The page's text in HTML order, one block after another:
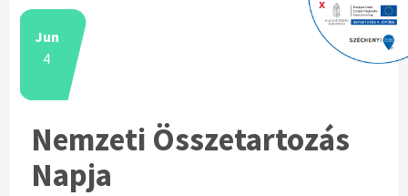
x
Jun
4
Nemzeti Összetartozás
Napja